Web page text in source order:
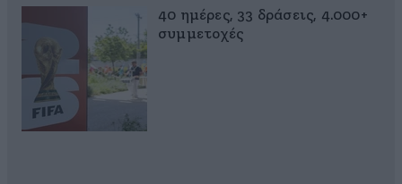
40 ημέρες, 33 δράσεις, 4.000+
συμμετοχές